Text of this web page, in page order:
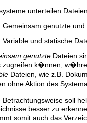
unterteilen
Gemeinsam genutzte
Variable und statische
genutzte Dateien
zugreifen k�nnen,
Dateien, wie z.B.
ohne Aktion des
Betrachtungsweise soll
besser zu
somit auch das